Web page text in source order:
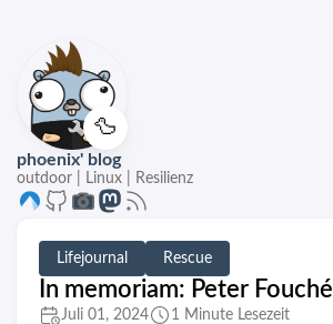
🦆
phoenix' blog
outdoor | Linux | Resilienz
Lifejournal Rescue
In memoriam: Peter Fouché
Juli 01, 2024
1 Minute Lesezeit